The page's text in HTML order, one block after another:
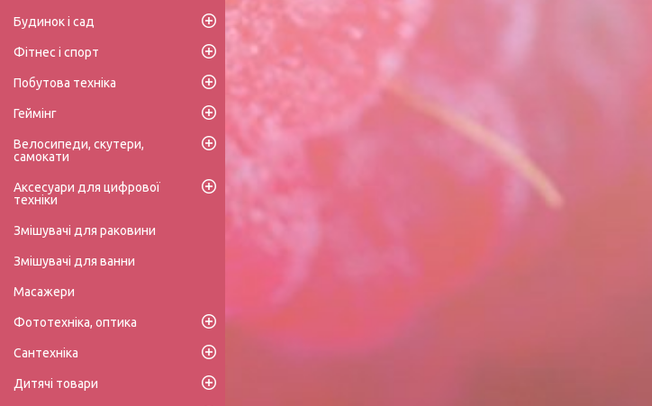
Будинок і сад
Фітнес і спорт
Побутова техніка
Геймінг
Велосипеди, скутери,
самокати
Аксесуари для цифрової
техніки
Змішувачі для раковини
Змішувачі для ванни
Масажери
Фототехніка, оптика
Сантехніка
Дитячі товари